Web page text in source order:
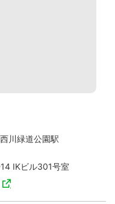
川緑道公園駅
IKビル301号室